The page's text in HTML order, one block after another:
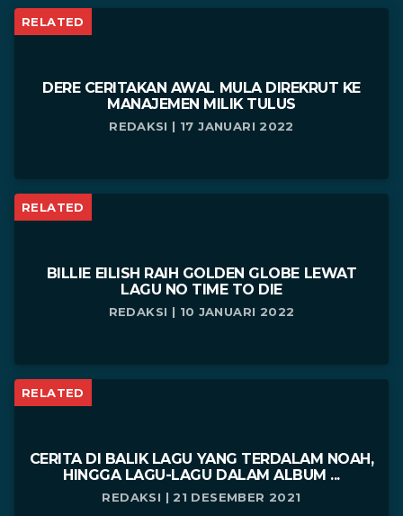
RELATED
DERE CERITAKAN AWAL MULA DIREKRUT KE
MANAJEMEN MILIK TULUS
REDAKSI | 17 JANUARI 2022
RELATED
BILLIE EILISH RAIH GOLDEN GLOBE LEWAT
LAGU NO TIME TO DIE
REDAKSI | 10 JANUARI 2022
RELATED
CERITA DI BALIK LAGU YANG TERDALAM NOAH,
HINGGA LAGU-LAGU DALAM ALBUM ...
REDAKSI | 21 DESEMBER 2021